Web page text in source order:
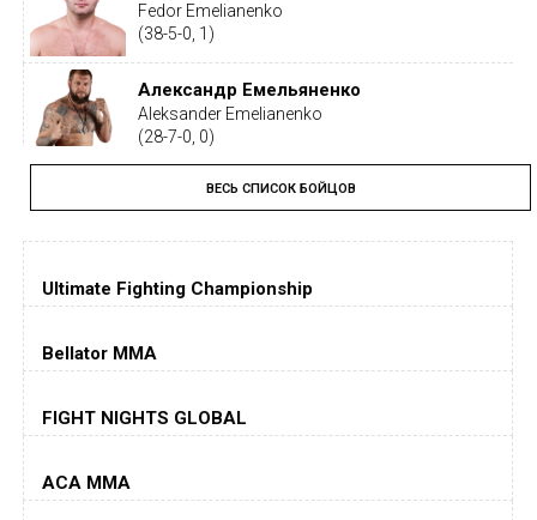
Fedor Emelianenko
(38-5-0, 1)
Александр Емельяненко
Aleksander Emelianenko
(28-7-0, 0)
Тайрон Вудли
Tyron Woodley
(19-5-1, 0)
Дастин Порье
(26-6-0, 1)
Jorge Masvidal
Колби Ковингтон
ВЕСЬ СПИСОК БОЙЦОВ
Ultimate Fighting Championship
Bellator MMA
FIGHT NIGHTS GLOBAL
ACA MMA